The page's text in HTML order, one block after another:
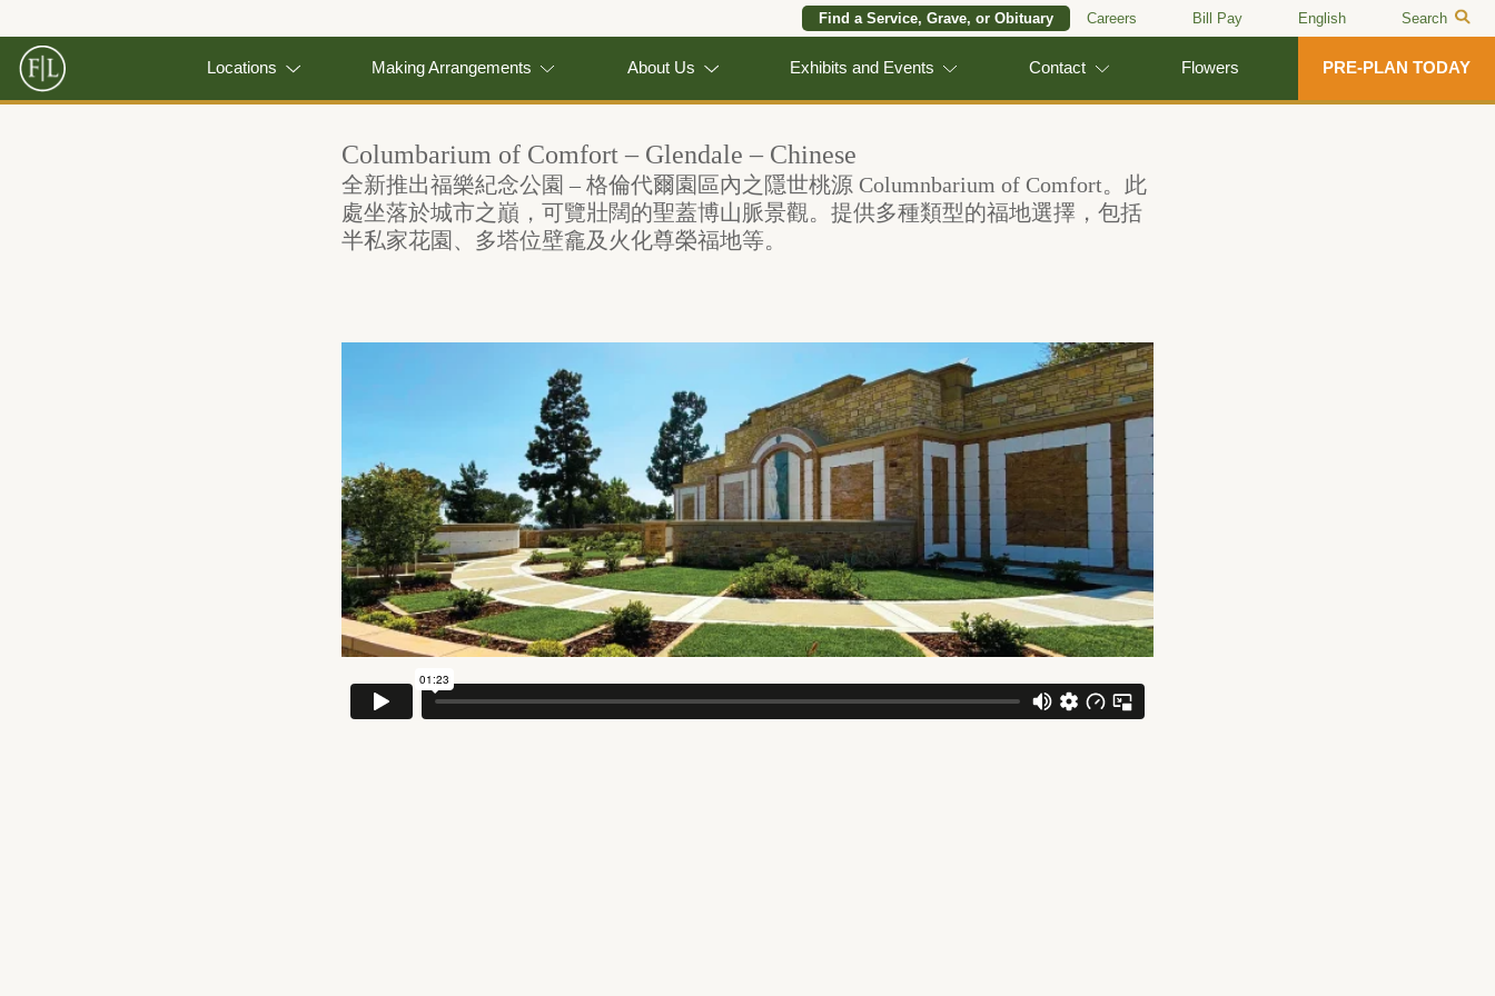
Find a Service, Grave, or Obituary Careers Bill Pay English Search
Locations Making Arrangements About Us Exhibits and Events Contact Flowers PRE-PLAN TODAY
Columbarium of Comfort – Glendale – Chinese
全新推出福樂紀念公園 – 格倫代爾園區內之隱世桃源 Columnbarium of Comfort。此
處坐落於城市之巔，可覽壯闊的聖蓋博山脈景觀。提供多種類型的福地選擇，包括
半私家花園、多塔位壁龕及火化尊榮福地等。